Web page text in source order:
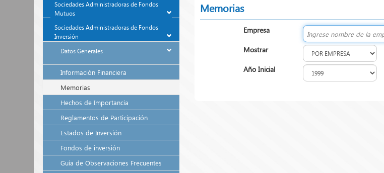
Sociedades Administradoras de Fondos
Mutuos
Sociedades Administradoras de Fondos
Inversión
Datos Generales
Información Financiera
Memorias
Hechos de Importancia
Reglamentos de Participación
Estados de Inversión
Fondos de inversión
Guía de Observaciones Frecuentes
Memorias
Empresa
Mostrar
Año Inicial